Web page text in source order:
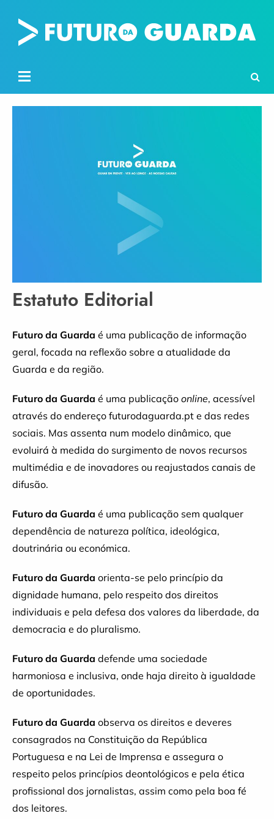
Estatuto Editorial
Futuro da Guarda é uma publicação de informação
geral, focada na reflexão sobre a atualidade da
Guarda e da região.
Futuro da Guarda é uma publicação online, acessível
através do endereço futurodaguarda.pt e das redes
sociais. Mas assenta num modelo dinâmico, que
evoluirá à medida do surgimento de novos recursos
multimédia e de inovadores ou reajustados canais de
difusão.
Futuro da Guarda é uma publicação sem qualquer
dependência de natureza política, ideológica,
doutrinária ou económica.
Futuro da Guarda orienta-se pelo princípio da
dignidade humana, pelo respeito dos direitos
individuais e pela defesa dos valores da liberdade, da
democracia e do pluralismo.
Futuro da Guarda defende uma sociedade
harmoniosa e inclusiva, onde haja direito à igualdade
de oportunidades.
Futuro da Guarda observa os direitos e deveres
consagrados na Constituição da República
Portuguesa e na Lei de Imprensa e assegura o
respeito pelos princípios deontológicos e pela ética
profissional dos jornalistas, assim como pela boa fé
dos leitores.